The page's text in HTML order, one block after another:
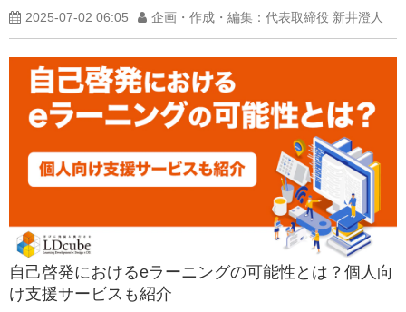
2025-07-02 06:05 企画・作成・編集：代表取締役 新井澄人
自己啓発におけるeラーニングの可能性とは？個人向
け支援サービスも紹介